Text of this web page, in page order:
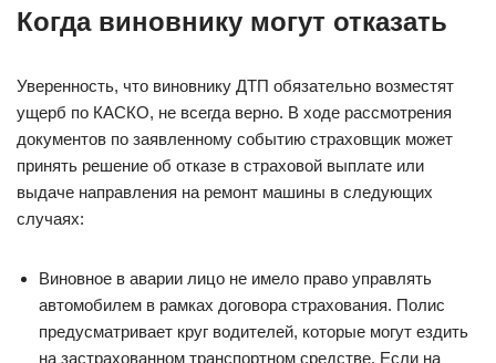
Когда виновнику могут отказать
Уверенность, что виновнику ДТП обязательно возместят
ущерб по КАСКО, не всегда верно. В ходе рассмотрения
документов по заявленному событию страховщик может
принять решение об отказе в страховой выплате или
выдаче направления на ремонт машины в следующих
случаях:
Виновное в аварии лицо не имело право управлять
автомобилем в рамках договора страхования. Полис
предусматривает круг водителей, которые могут ездить
на застрахованном транспортном средстве. Если на